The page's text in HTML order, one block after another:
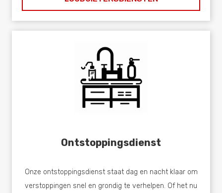
Ontstoppingsdienst
Onze ontstoppingsdienst staat dag en nacht klaar om
verstoppingen snel en grondig te verhelpen. Of het nu